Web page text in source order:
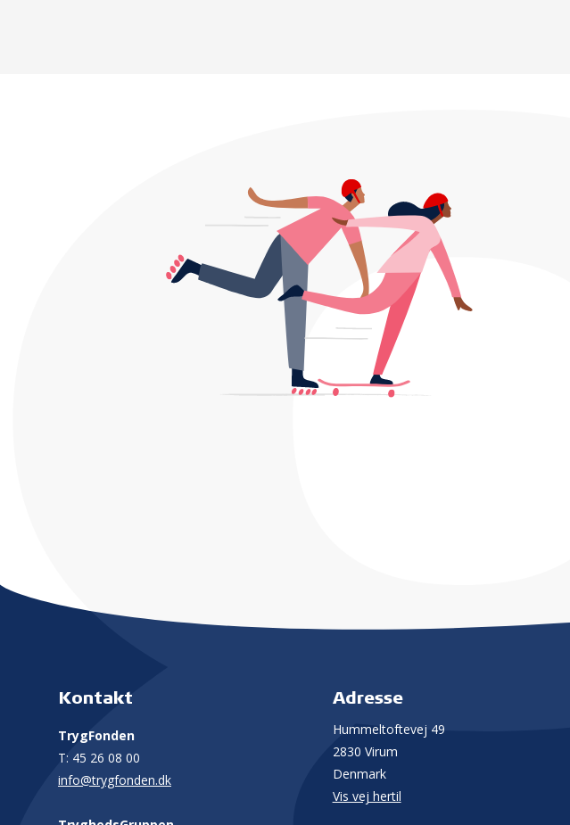
Kontakt
TrygFonden
T: 45 26 08 00
info@trygfonden.dk
Adresse
Hummeltoftevej 49
2830 Virum
Denmark
Vis vej hertil